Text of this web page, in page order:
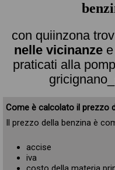
con quiinzona
nelle vicinanze
praticati alla
Come è calcolato il prezzo
Il prezzo della benzina è
accise
iva